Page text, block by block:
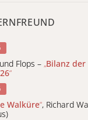
Flops – „Bilanz der
“
Walküre“, Richard